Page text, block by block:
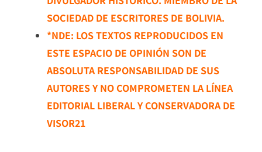
SOCIEDAD DE ESCRITORES DE BOLIVIA.
*NDE: LOS TEXTOS REPRODUCIDOS EN
ESTE ESPACIO DE OPINIÓN SON DE
ABSOLUTA RESPONSABILIDAD DE SUS
AUTORES Y NO COMPROMETEN LA LÍNEA
EDITORIAL LIBERAL Y CONSERVADORA DE
VISOR21